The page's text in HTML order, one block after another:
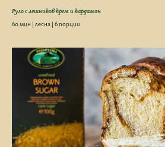
Руло с лешников крем и кардамон
60 мин | лесна | 6 порции